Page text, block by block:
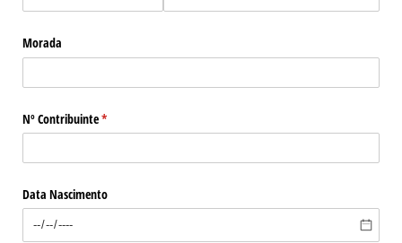
Morada
Nº Contribuinte*
(obrigatório)
Data Nascimento